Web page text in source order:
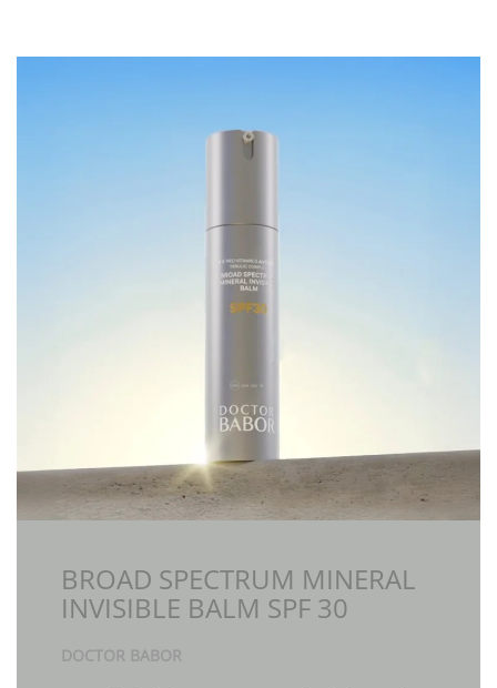
BROAD SPECTRUM MINERAL
INVISIBLE BALM SPF 30
DOCTOR BABOR